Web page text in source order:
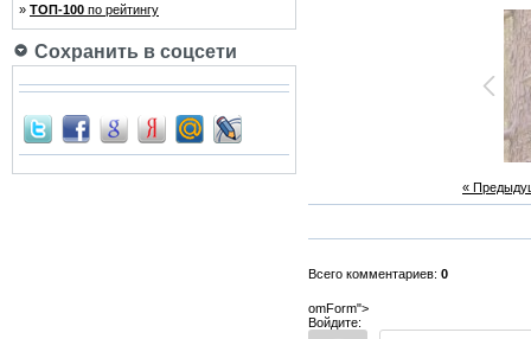
» ТОП-100 по рейтингу
Сохранить в соцсети
«
Всего комментариев: 0
omForm">
Войдите: